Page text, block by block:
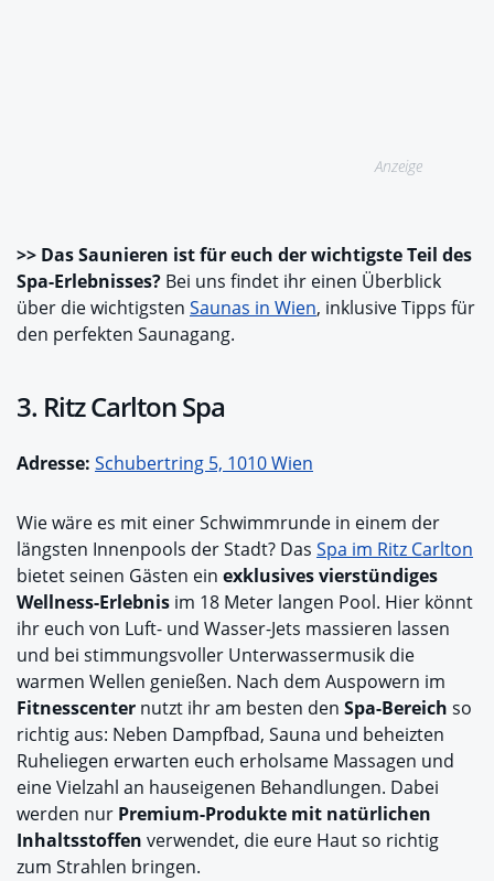
Anzeige
>> Das Saunieren ist für euch der wichtigste Teil des
Spa-Erlebnisses? Bei uns findet ihr einen Überblick
über die wichtigsten Saunas in Wien, inklusive Tipps für
den perfekten Saunagang.
3. Ritz Carlton Spa
Adresse: Schubertring 5, 1010 Wien
Wie wäre es mit einer Schwimmrunde in einem der
längsten Innenpools der Stadt? Das Spa im Ritz Carlton
bietet seinen Gästen ein exklusives vierstündiges
Wellness-Erlebnis im 18 Meter langen Pool. Hier könnt
ihr euch von Luft- und Wasser-Jets massieren lassen
und bei stimmungsvoller Unterwassermusik die
warmen Wellen genießen. Nach dem Auspowern im
Fitnesscenter nutzt ihr am besten den Spa-Bereich so
richtig aus: Neben Dampfbad, Sauna und beheizten
Ruheliegen erwarten euch erholsame Massagen und
eine Vielzahl an hauseigenen Behandlungen. Dabei
werden nur Premium-Produkte mit natürlichen
Inhaltsstoffen verwendet, die eure Haut so richtig
zum Strahlen bringen.